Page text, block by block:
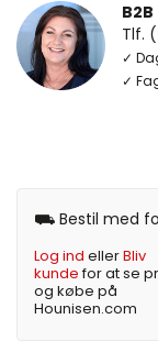
B2B
Tlf.
✓
✓
⛟ Bestil med
Log ind ellerBliv
kundefor at se
og købe på
Hounisen.com